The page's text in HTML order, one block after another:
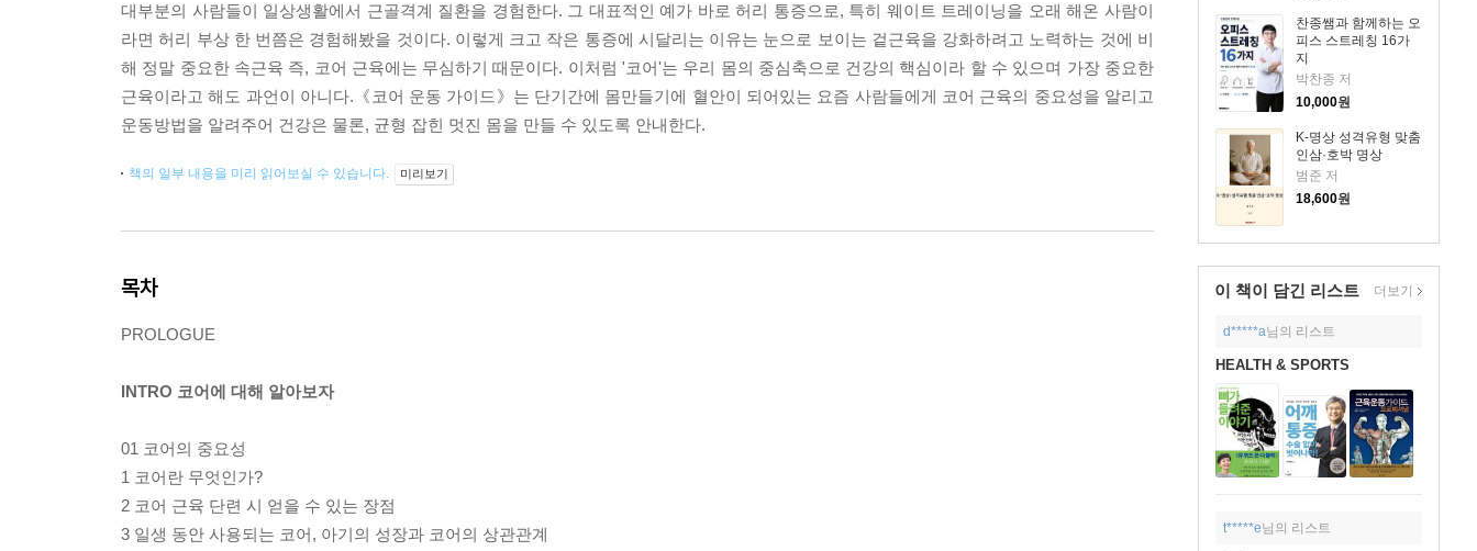
찬종쌤과 함께하는 오
피스 스트레칭 16가
지
박찬종 저
10,000원
K-명상 성격유형 맞춤
인삼·호박 명상
범준 저
18,600원
이 책이 담긴 리스트 더보기
d*****a님의 리스트
HEALTH & SPORTS
t*****e님의 리스트
대부분의 사람들이 일상생활에서 근골격계 질환을 경험한다. 그 대표적인 예가 바로 허리 통증으로, 특히 웨이트 트레이닝을 오래 해온 사람이
라면 허리 부상 한 번쯤은 경험해봤을 것이다. 이렇게 크고 작은 통증에 시달리는 이유는 눈으로 보이는 겉근육을 강화하려고 노력하는 것에 비
해 정말 중요한 속근육 즉, 코어 근육에는 무심하기 때문이다. 이처럼 '코어'는 우리 몸의 중심축으로 건강의 핵심이라 할 수 있으며 가장 중요한
근육이라고 해도 과언이 아니다.《코어 운동 가이드》는 단기간에 몸만들기에 혈안이 되어있는 요즘 사람들에게 코어 근육의 중요성을 알리고
운동방법을 알려주어 건강은 물론, 균형 잡힌 멋진 몸을 만들 수 있도록 안내한다.
책의 일부 내용을 미리 읽어보실 수 있습니다. 미리보기
목차
PROLOGUE
INTRO 코어에 대해 알아보자
01 코어의 중요성
1 코어란 무엇인가?
2 코어 근육 단련 시 얻을 수 있는 장점
3 일생 동안 사용되는 코어, 아기의 성장과 코어의 상관관계